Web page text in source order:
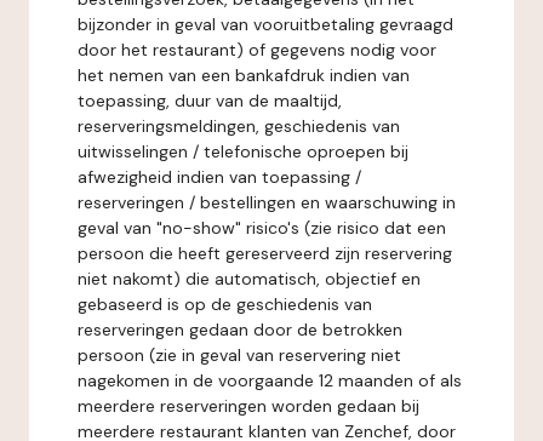
bijzonder in geval van vooruitbetaling gevraagd
door het restaurant) of gegevens nodig voor
het nemen van een bankafdruk indien van
toepassing, duur van de maaltijd,
reserveringsmeldingen, geschiedenis van
uitwisselingen / telefonische oproepen bij
afwezigheid indien van toepassing /
reserveringen / bestellingen en waarschuwing in
geval van "no-show" risico's (zie risico dat een
persoon die heeft gereserveerd zijn reservering
niet nakomt) die automatisch, objectief en
gebaseerd is op de geschiedenis van
reserveringen gedaan door de betrokken
persoon (zie in geval van reservering niet
nagekomen in de voorgaande 12 maanden of als
meerdere reserveringen worden gedaan bij
meerdere restaurant klanten van Zenchef, door